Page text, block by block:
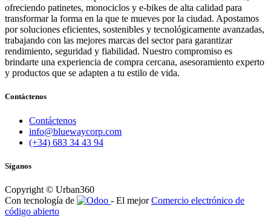
ofreciendo patinetes, monociclos y e-bikes de alta calidad para
transformar la forma en la que te mueves por la ciudad. Apostamos
por soluciones eficientes, sostenibles y tecnológicamente avanzadas,
trabajando con las mejores marcas del sector para garantizar
rendimiento, seguridad y fiabilidad. Nuestro compromiso es
brindarte una experiencia de compra cercana, asesoramiento experto
y productos que se adapten a tu estilo de vida.
Contáctenos
Contáctenos
info@bluewaycorp.com
(+34) 683 34 43 94
Síganos
Copyright © Urban360
Con tecnología de
- El mejorComercio electrónico de
código abierto